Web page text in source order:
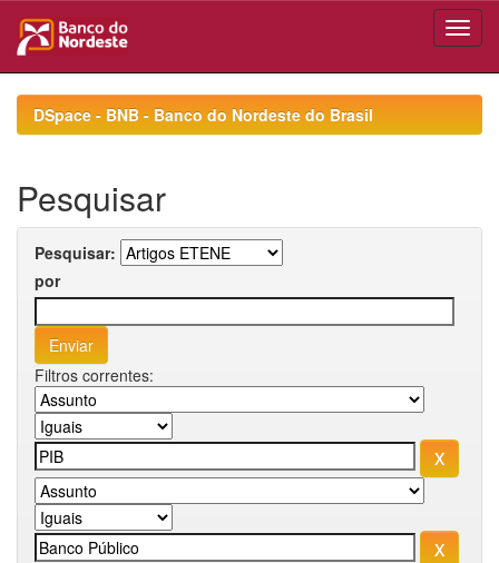
navigationDSpace - BNB - Banco do Nordeste do Brasil
Pesquisar
Pesquisar:
por
Filtros correntes: